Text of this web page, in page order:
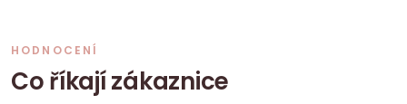
HODNOCENÍ
Co říkají zákaznice